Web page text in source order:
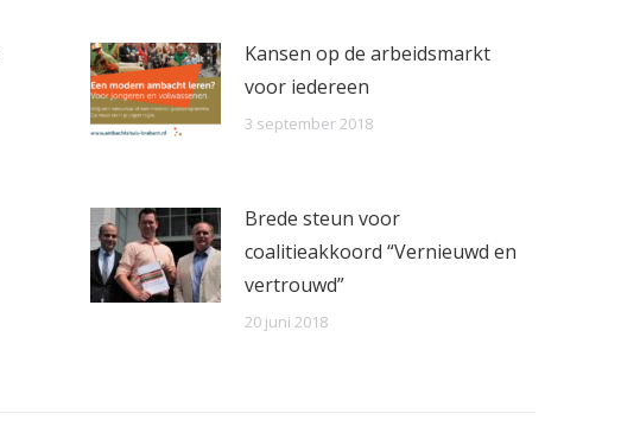
Kansen op de arbeidsmarkt
voor iedereen
3 september 2018
Brede steun voor
coalitieakkoord “Vernieuwd en
vertrouwd”
20 juni 2018